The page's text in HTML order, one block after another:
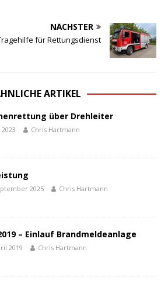
NÄCHSTER
für Rettungsdienst
ARTIKEL
über Drehleiter
Chris Hartmann
2025 Chris Hartmann
– Einlauf Brandmeldeanlage
2019 Chris Hartmann